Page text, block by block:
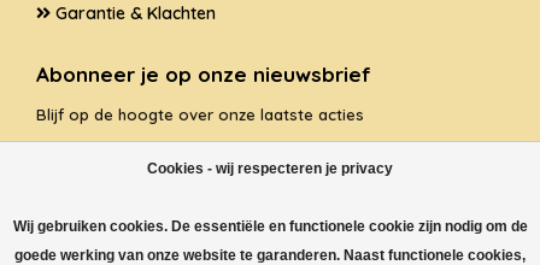
Cookies - wij respecteren je privacy
Wij gebruiken cookies. De essentiële en functionele cookie zijn nodig om de
goede werking van onze website te garanderen. Naast functionele cookies,
Garantie & Klachten
Abonneer je op onze nieuwsbrief
Blijf op de hoogte over onze laatste acties
ABONNEER